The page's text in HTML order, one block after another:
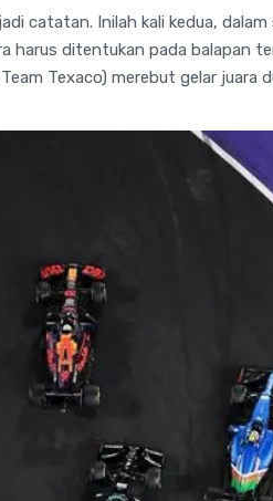
catatan. Inilah kali kedua,
harus ditentukan pada balapan
Texaco) merebut gelar juara